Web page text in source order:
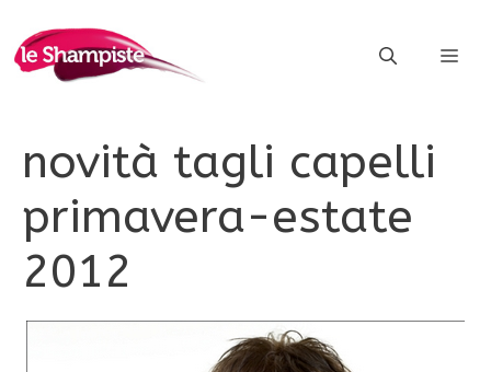
contenuto
novità tagli capelli
primavera-estate
2012